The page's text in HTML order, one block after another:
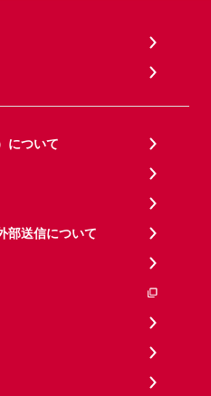
について
部送信について